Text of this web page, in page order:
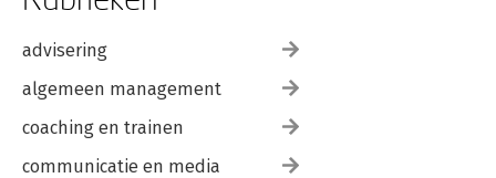
advisering
algemeen management
coaching en trainen
communicatie en media